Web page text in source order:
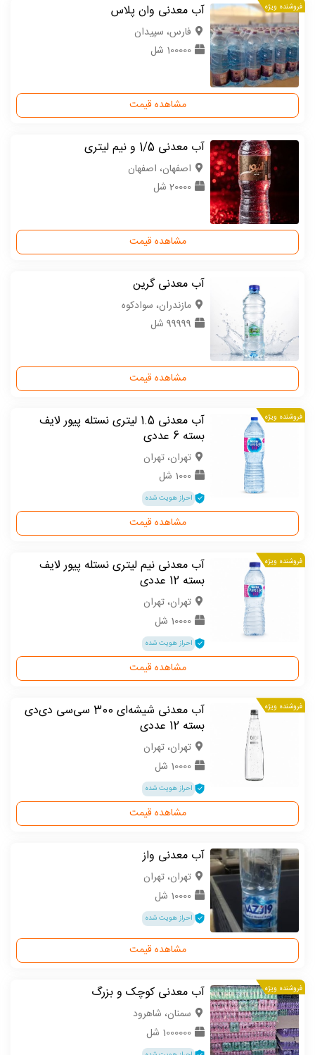
فروشنده ویژه آب معدنی وان پلاس
فارس، سپیدان
100000 شل
مشاهده قیمت
آب معدنی 1/5 و نیم لیتری
اصفهان، اصفهان
20000 شل
مشاهده قیمت
آب معدنی گرین
مازندران، سوادکوه
99999 شل
مشاهده قیمت
فروشنده ویژه
آب معدنی 1.5 لیتری نستله پیور لایف
بسته 6 عددی
تهران، تهران
1000 شل
احراز هویت شده
مشاهده قیمت
فروشنده ویژه
آب معدنی نیم لیتری نستله پیور لایف
بسته 12 عددی
تهران، تهران
10000 شل
احراز هویت شده
مشاهده قیمت
فروشنده ویژه
آب معدنی شیشه‌ای 300 سی‌سی دی‌دی
بسته 12 عددی
تهران، تهران
10000 شل
احراز هویت شده
مشاهده قیمت
آب معدنی واز
تهران، تهران
10000 شل
احراز هویت شده
مشاهده قیمت
فروشنده ویژه آب معدنی کوچک و بزرگ
سمنان، شاهرود
1000000 شل